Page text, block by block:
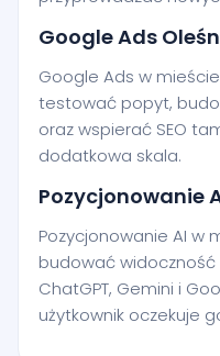
Google Ads
Google Ads w
testować popyt,
oraz wspierać SEO
dodatkowa skala.
Pozycjonowanie
Pozycjonowanie AI w
budować
ChatGPT, Gemini i
użytkownik oczekuje